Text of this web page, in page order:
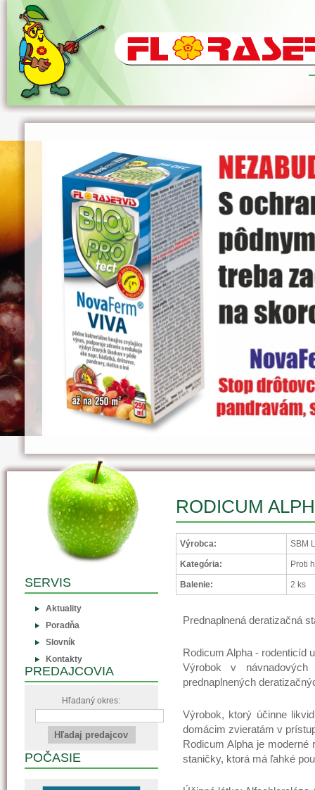
RODICUM
Výrobca: SBM
Kategória: Proti
Balenie: 2 ks
Prednaplnená deratizačná
Rodicum Alpha - rodenticíd
Výrobok v
prednaplnených
Výrobok, ktorý účinne
domácim zvieratám v
Rodicum Alpha je
staničky, ktorá má ľahké
SERVIS
Aktuality
Poradňa
Slovník
Kontakty
PREDAJCOVIA
Hľadaný okres:
POČASIE